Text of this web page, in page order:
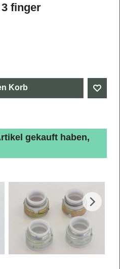
finger
Korb
gekauft haben,